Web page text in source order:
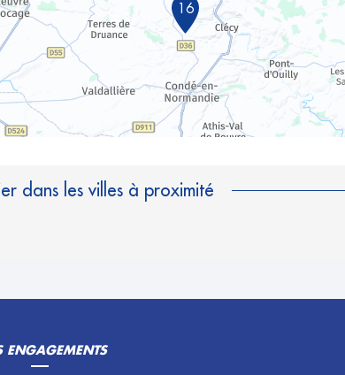
16
dans les villes à proximité
ENGAGEMENTS